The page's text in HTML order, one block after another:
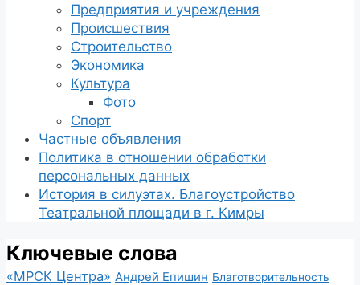
Предприятия и учреждения
Происшествия
Строительство
Экономика
Культура
Фото
Спорт
Частные объявления
Политика в отношении обработки
персональных данных
История в силуэтах. Благоустройство
Театральной площади в г. Кимры
Ключевые слова
«МРСК Центра» Андрей Епишин Благотворительность